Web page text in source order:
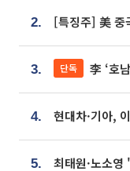
2.
3. 단독 李 ‘호남형
4.
5.